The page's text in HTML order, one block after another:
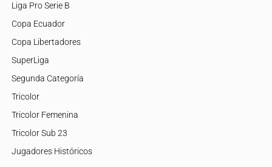
Liga Pro Serie B
Copa Ecuador
Copa Libertadores
SuperLiga
Segunda Categoría
Tricolor
Tricolor Femenina
Tricolor Sub 23
Jugadores Históricos